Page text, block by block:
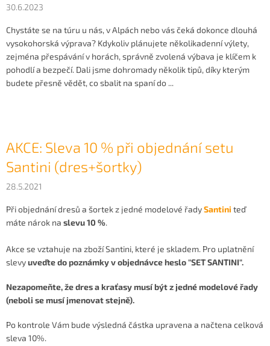
30.6.2023
Chystáte se na túru u nás, v Alpách nebo vás čeká dokonce dlouhá
vysokohorská výprava? Kdykoliv plánujete několikadenní výlety,
zejména přespávání v horách, správně zvolená výbava je klíčem k
pohodlí a bezpečí. Dali jsme dohromady několik tipů, díky kterým
budete přesně vědět, co sbalit na spaní do ...
AKCE: Sleva 10 % při objednání setu
Santini (dres+šortky)
28.5.2021
Při objednání dresů a šortek z jedné modelové řadySantini teď
máte nárok na slevu 10 %.
Akce se vztahuje na zboží Santini, které je skladem. Pro uplatnění
slevyuveďte do poznámky v objednávce heslo "SET SANTINI".
Nezapomeňte, že dres a kraťasy musí být z jedné modelové řady
(neboli se musí jmenovat stejně).
Po kontrole Vám bude výsledná částka upravena a načtena celková
sleva 10%.